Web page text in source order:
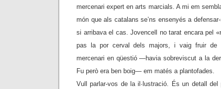
mercenari expert en arts marcials. A mi em
món que als catalans se’ns ensenyés a
si arribava el cas. Jovencell no tarat encara pel
pas la por cerval dels majors, i vaig fruir
mercenari en qüestió —havia sobreviscut a la
Fu però era ben boig— em matés a plantofades.
Vull parlar-vos de la il·lustració. És un detall